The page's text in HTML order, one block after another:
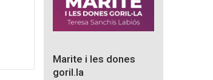
Marite i les dones
goril.la